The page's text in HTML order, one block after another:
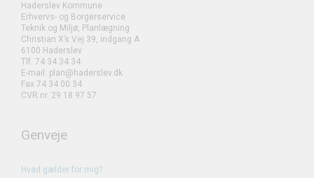
Haderslev Kommune
Erhvervs- og Borgerservice
Teknik og Miljø, Planlægning
Christian X’s Vej 39, indgang A
6100 Haderslev
Tlf. 74 34 34 34
E-mail: plan@haderslev.dk
Fax 74 34 00 34
CVR.nr. 29 18 97 57
Genveje
Hvad gælder for mig?